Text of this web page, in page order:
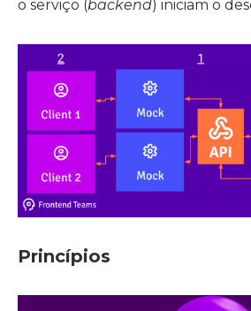
o serviço (backend) iniciam o
Princípios